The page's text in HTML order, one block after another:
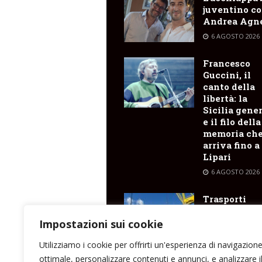
Impostazioni sui cookie
Utilizziamo i cookie per offrirti un'esperienza di navigazione
ottimale, personalizzare contenuti e annunci, e analizzare il
juventino
Andrea
6 AGOSTO 2026
Francesco
Guccini, il
canto della
libertà: la
Sicilia
e il filo della
memoria
arriva fino a
Lipari
6 AGOSTO 2026
Trasporti
6 AGOSTO 2026